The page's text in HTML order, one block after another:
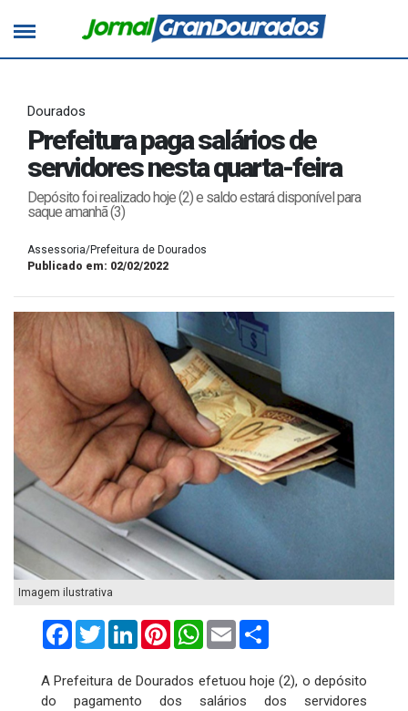
Dourados
Prefeitura paga salários de
servidores nesta quarta-feira
Depósito foi realizado hoje (2) e saldo estará disponível para
saque amanhã (3)
Assessoria/Prefeitura de Dourados
Publicado em: 02/02/2022
Imagem ilustrativa
FacebookTwitterLinkedInPinterestWhatsApp
Email
A Prefeitura de Dourados efetuou hoje (2), o depósito
do pagamento dos salários dos servidores